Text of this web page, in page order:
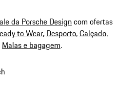
da Porsche Designcom ofertas
to Wear, Desporto,Calçado,
Malas e bagagem.